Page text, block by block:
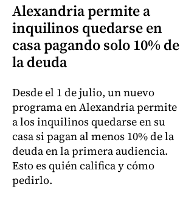
Alexandria permite a
inquilinos quedarse en
casa pagando solo 10% de
la deuda
Desde el 1 de julio, un nuevo
programa en Alexandria permite
a los inquilinos quedarse en su
casa si pagan al menos 10% de la
deuda en la primera audiencia.
Esto es quién califica y cómo
pedirlo.